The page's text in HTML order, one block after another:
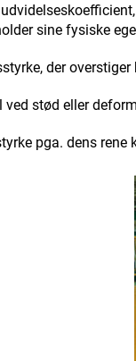
sine fysiske
der
ved stød eller
pga. dens rene